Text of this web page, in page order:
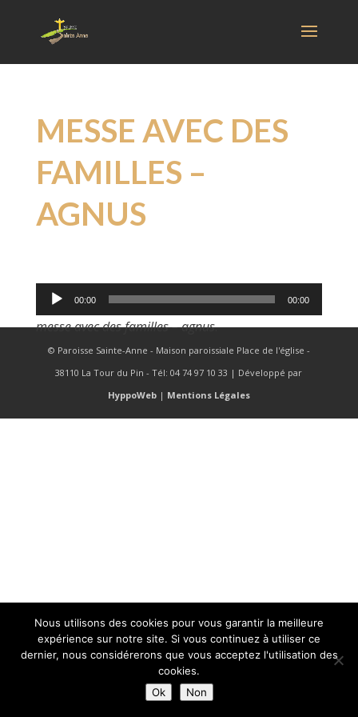
MESSE AVEC DES
FAMILLES –
AGNUS
Lecteur
audio
00:00 00:00
messe avec des familles – agnus.
© Paroisse Sainte-Anne - Maison paroissiale Place de l'église -
38110 La Tour du Pin - Tél: 04 74 97 10 33 | Développé par
HyppoWeb| Mentions Légales
Nous utilisons des cookies pour vous garantir la meilleure
expérience sur notre site. Si vous continuez à utiliser ce
dernier, nous considérerons que vous acceptez l'utilisation des
cookies.
Ok
Non